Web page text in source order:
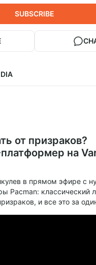
SUBSCRIBE
от призраков?
на
в прямом эфире с
Pacman: классический
и все это за